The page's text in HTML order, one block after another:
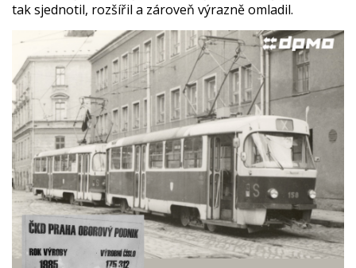
tak sjednotil, rozšířil a zároveň výrazně omladil.